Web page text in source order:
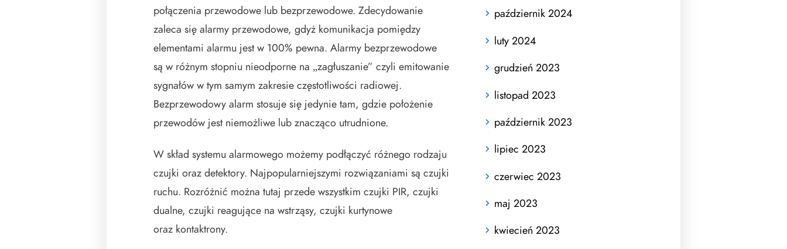
połączenia przewodowe lub bezprzewodowe. Zdecydowanie
zaleca się alarmy przewodowe, gdyż komunikacja pomiędzy
elementami alarmu jest w 100% pewna. Alarmy bezprzewodowe
są w różnym stopniu nieodporne na „zagłuszanie” czyli emitowanie
sygnałów w tym samym zakresie częstotliwości radiowej.
Bezprzewodowy alarm stosuje się jedynie tam, gdzie położenie
przewodów jest niemożliwe lub znacząco utrudnione.
W skład systemu alarmowego możemy podłączyć różnego rodzaju
czujki oraz detektory. Najpopularniejszymi rozwiązaniami są czujki
ruchu. Rozróżnić można tutaj przede wszystkim czujki PIR, czujki
dualne, czujki reagujące na wstrząsy, czujki kurtynowe
oraz kontaktrony.
październik 2024
luty 2024
grudzień 2023
listopad 2023
październik 2023
lipiec 2023
czerwiec 2023
maj 2023
kwiecień 2023